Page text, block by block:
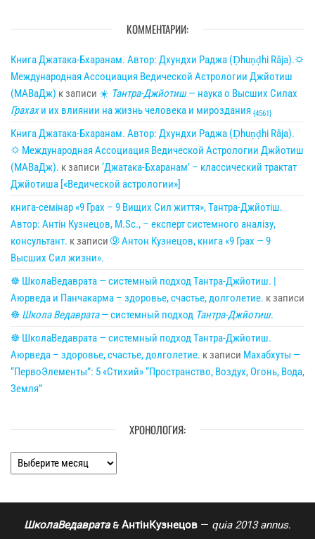
КОММЕНТАРИИ:
Книга Джатака-Бхаранам. Автор: Дхундхи Раджа (Ḍhuṇḍhi Rāja).🌣
Международная Ассоциация Ведической Астрологии Джйотиш
(МАВаДж) к записи ☀ Тантра-Джйотиш— наука о Высших Силах
Грахахи их влиянии на жизнь человека и мироздания {4561}
Книга Джатака-Бхаранам. Автор: Дхундхи Раджа (Ḍhuṇḍhi Rāja).
🌣 Международная Ассоциация Ведической Астрологии Джйотиш
(МАВаДж). к записи ‘Джатака-Бхаранам’ – классический трактат
Джйотиша [«Ведической астрологии»]
книга-семінар «9 Грах – 9 Вищих Сил життя», Тантра-Джйотіш.
Автор: Антін Кузнецов, M.Sc., – експерт системного аналізу,
консультант. к записи ➈ Антон Кузнецов, книга «9 Грах — 9
Высших Сил жизни».
☸ ШколаВедаврата — системный подход Тантра-Джйотиш. |
Аюрведа и Панчакарма – здоровье, счастье, долголетие. к записи
☸ Школа Ведаврата— системный подход Тантра-Джйотиш.
☸ ШколаВедаврата — системный подход Тантра-Джйотиш.
Аюрведа – здоровье, счастье, долголетие. к записи Махабхуты —
“ПервоЭлементы”: 5 «Стихий» “Пространство, Воздух, Огонь, Вода,
Земля”
ХРОНОЛОГИЯ:
Хронология:
ШколаВедаврата 🙲 АнтінКузнецов — quia 2013 annus.